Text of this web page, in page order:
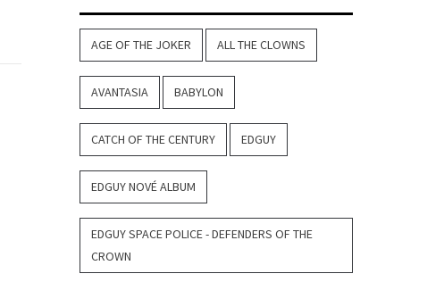
AGE OF THE JOKER ALL THE CLOWNS
AVANTASIA BABYLON
CATCH OF THE CENTURY EDGUY
EDGUY NOVÉ ALBUM
EDGUY SPACE POLICE - DEFENDERS OF THE
CROWN